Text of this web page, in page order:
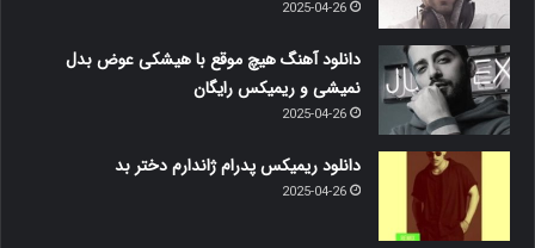
2025-04-26
دانلود آهنگ هیچ موقع با هیشکی عوض بدل
نمیشی و ریمیکس رایگان
2025-04-26
دانلود ریمیکس پدرام ژاندارم دختر بد
2025-04-26